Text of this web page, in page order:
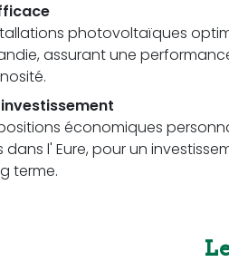
photovoltaïques
assurant une
économiques
l' Eure, pour un
terme.